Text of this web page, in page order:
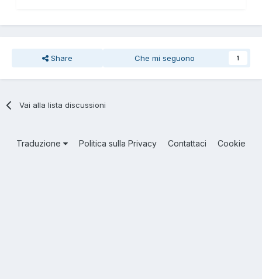
Share Che mi seguono 1
Vai alla lista discussioni
Traduzione Politica sulla Privacy Contattaci Cookie